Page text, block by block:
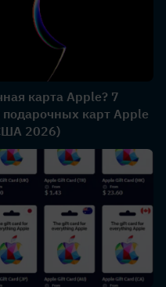
карта Apple? 7
подарочных карт Apple
2026)